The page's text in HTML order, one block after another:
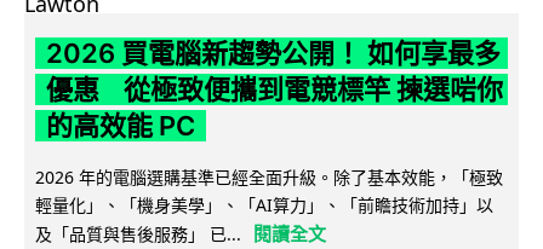
2026 買電腦新趨勢公開！ 如何享最多
優惠 從極致便攜到電競標竿 揀選啱你
的高效能 PC
2026 年的電腦選購基準已經全面升級。除了基本效能，「極致
輕量化」、「機身美學」、「AI算力」、「前瞻技術加持」以
及「品質與售後服務」 已...
閱讀全文